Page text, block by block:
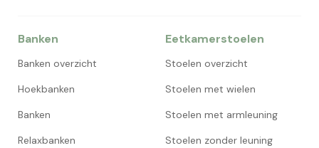
Banken
Banken overzicht
Hoekbanken
Banken
Relaxbanken
Eetkamerstoelen
Stoelen overzicht
Stoelen met wielen
Stoelen met armleuning
Stoelen zonder leuning